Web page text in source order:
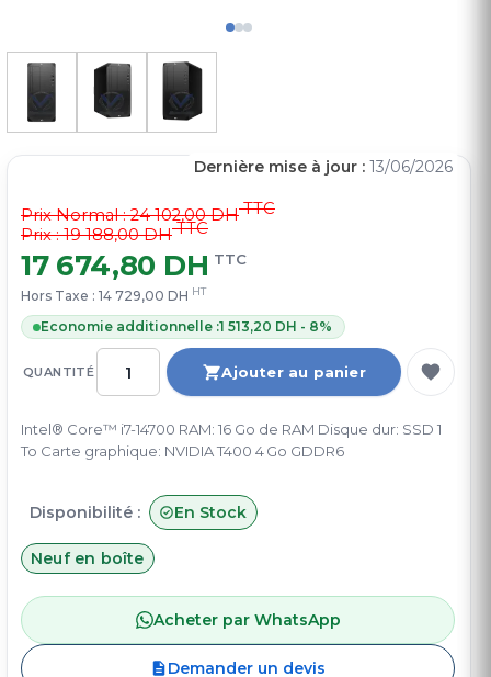
QUANTITÉ Ajouter au panier
Prix Normal :24 102,00 DHTTC
Prix : 19 188,00 DHTTC
17 674,80 DH TTC
Hors Taxe : 14 729,00 DH HT
Economie additionnelle :1 513,20 DH - 8%
Intel® Core™ i7-14700 RAM: 16 Go de RAM Disque dur: SSD 1
To Carte graphique: NVIDIA T400 4 Go GDDR6
Disponibilité : En Stock
Dernière mise à jour : 13/06/2026
Neuf en boîte
Acheter par WhatsApp
Demander un devis